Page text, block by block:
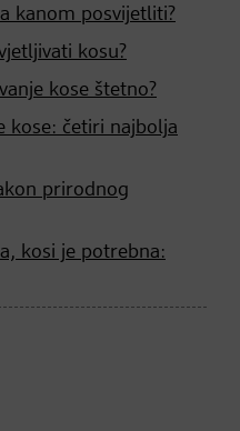
kanom posvijetliti?
kosu?
kose štetno?
kose: četiri najbolja
prirodnog
kosi je potrebna: